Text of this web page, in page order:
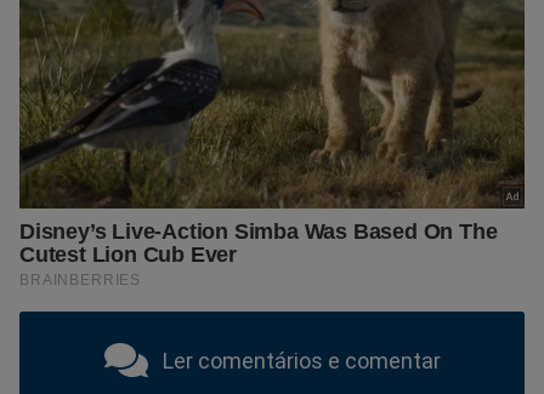
Ler comentários e comentar